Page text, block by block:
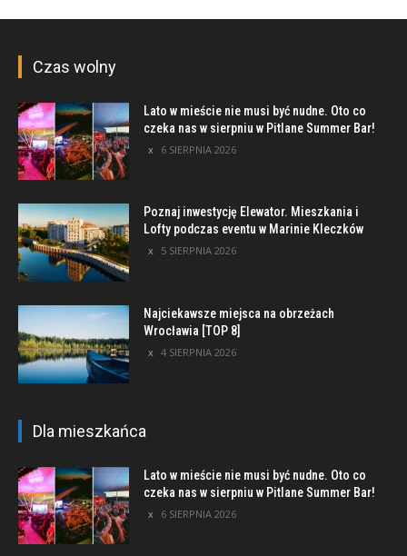
Czas wolny
Lato w mieście nie musi być nudne. Oto co
czeka nas w sierpniu w Pitlane Summer Bar!
6 SIERPNIA 2026
Poznaj inwestycję Elewator. Mieszkania i
Lofty podczas eventu w Marinie Kleczków
5 SIERPNIA 2026
Najciekawsze miejsca na obrzeżach
Wrocławia [TOP 8]
4 SIERPNIA 2026
Dla mieszkańca
Lato w mieście nie musi być nudne. Oto co
czeka nas w sierpniu w Pitlane Summer Bar!
6 SIERPNIA 2026